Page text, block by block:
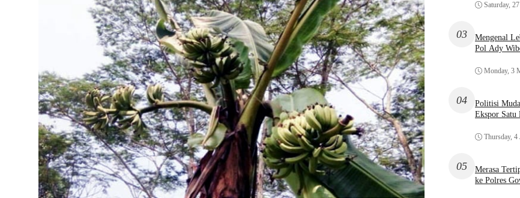
Saturday,
03
Mengenal
Pol Ady
Monday, 3
04
Politisi
Ekspor Satu
Thursday, 4
05
Merasa
ke Polres